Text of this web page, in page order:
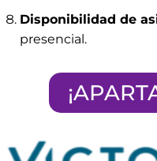
Disponibilidad de
presencial.